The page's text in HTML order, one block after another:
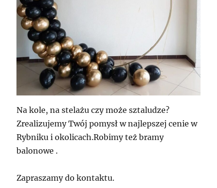
Na kole, na stelażu czy może sztaludze?
Zrealizujemy Twój pomysł w najlepszej cenie w
Rybniku i okolicach.Robimy też bramy
balonowe .
Zapraszamy do kontaktu.